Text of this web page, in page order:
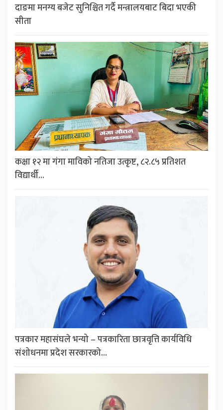
दाङमा मनग्य बजेट सुनिश्चित गर्दै मन्त्रालयबाट बिदा भएकी
सीता
कक्षा १२ मा गंगा माविको नतिजा उत्कृष्ट, ८२.८५ प्रतिशत
विद्यार्थी…
पत्रकार महासंघले भन्यो – पत्रकारिता छात्रवृत्ति कार्यविधि
संशोधनमा प्रदेश सरकारको…